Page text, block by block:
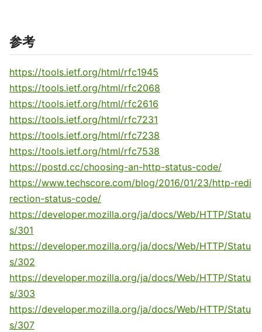
参考
https://tools.ietf.org/html/rfc1945
https://tools.ietf.org/html/rfc2068
https://tools.ietf.org/html/rfc2616
https://tools.ietf.org/html/rfc7231
https://tools.ietf.org/html/rfc7238
https://tools.ietf.org/html/rfc7538
https://postd.cc/choosing-an-http-status-code/
https://www.techscore.com/blog/2016/01/23/http-redi
rection-status-code/
https://developer.mozilla.org/ja/docs/Web/HTTP/Statu
s/301
https://developer.mozilla.org/ja/docs/Web/HTTP/Statu
s/302
https://developer.mozilla.org/ja/docs/Web/HTTP/Statu
s/303
https://developer.mozilla.org/ja/docs/Web/HTTP/Statu
s/307